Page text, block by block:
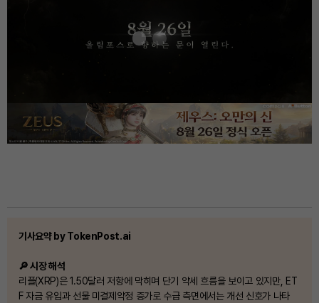
기사요약 by TokenPost.ai
🔎 시장 해석
리플(XRP)은 1.50달러 저항에 막히며 단기 약세 흐름을 보이고 있지만, ET
F 자금 유입과 선물 미결제약정 증가로 수급 측면에서는 개선 신호가 나타